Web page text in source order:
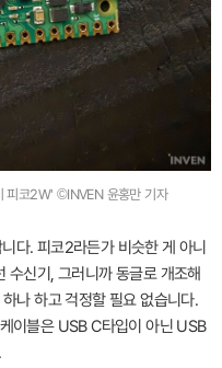
피코2W' ©INVEN 윤홍만 기자
다. 피코2라든가 비슷한 게 아니
수신기, 그러니까 동글로 개조해
나 하고 걱정할 필요 없습니다.
이블은 USB C타입이 아닌 USB